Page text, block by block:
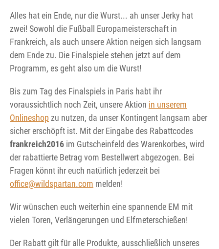
Alles hat ein Ende, nur die Wurst... ah unser Jerky hat
zwei! Sowohl die Fußball Europameisterschaft in
Frankreich, als auch unsere Aktion neigen sich langsam
dem Ende zu. Die Finalspiele stehen jetzt auf dem
Programm, es geht also um die Wurst!
Bis zum Tag des Finalspiels in Paris habt ihr
voraussichtlich noch Zeit, unsere Aktion in unserem
Onlineshop zu nutzen, da unser Kontingent langsam aber
sicher erschöpft ist. Mit der Eingabe des Rabattcodes
frankreich2016 im Gutscheinfeld des Warenkorbes, wird
der rabattierte Betrag vom Bestellwert abgezogen. Bei
Fragen könnt ihr euch natürlich jederzeit bei
office@wildspartan.com melden!
Wir wünschen euch weiterhin eine spannende EM mit
vielen Toren, Verlängerungen und Elfmeterschießen!
Der Rabatt gilt für alle Produkte, ausschließlich unseres